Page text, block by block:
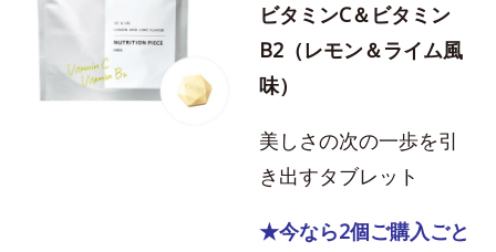
ビタミンC＆ビタミン
B2（レモン＆ライム風
味）
美しさの次の一歩を引
き出すタブレット
★今なら2個ご購入ごと